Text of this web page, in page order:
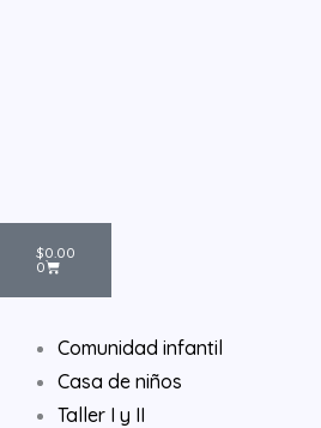
$0.00
0
Cart
Comunidad infantil
Casa de niños
Taller I y II